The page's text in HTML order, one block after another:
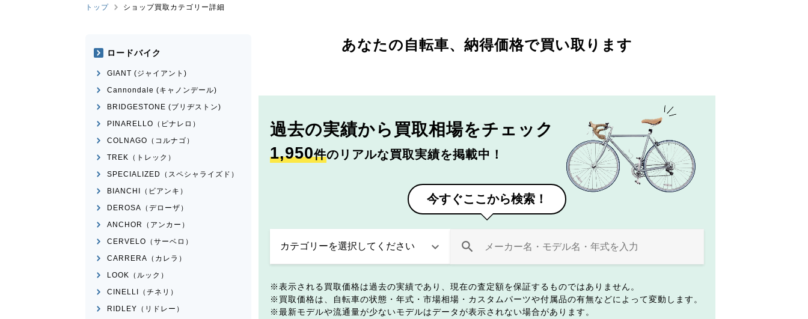
トップ ショップ買取カテゴリー詳細
あなたの自転車、 納得価格で買い取ります
過去の実績から 買取相場をチェック
1,950件のリアルな買取実績を掲載中！
今すぐここから検索！
表示される買取価格は過去の実績であり、現在の査定額を保証するものではありません。
買取価格は、自転車の状態・年式・市場相場・カスタムパーツや付属品の有無などによって変動します。
最新モデルや流通量が少ないモデルはデータが表示されない場合があります。
ロードバイク
GIANT (ジャイアント)
Cannondale (キャノンデール)
BRIDGESTONE (ブリヂストン)
PINARELLO（ピナレロ）
COLNAGO（コルナゴ）
TREK（トレック）
SPECIALIZED（スペシャライズド）
BIANCHI（ビアンキ）
DEROSA（デローザ）
ANCHOR（アンカー）
CERVELO（サーベロ）
CARRERA（カレラ）
LOOK（ルック）
CINELLI（チネリ）
RIDLEY（リドレー）